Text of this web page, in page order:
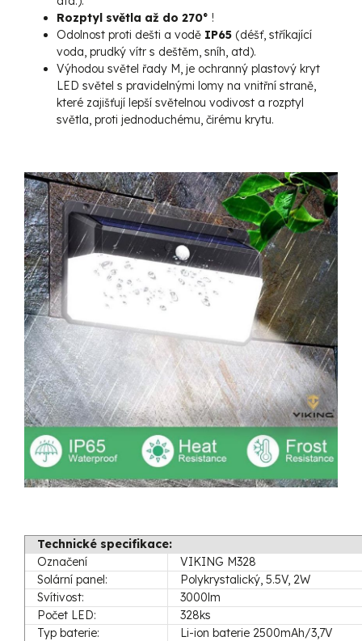
Rozptyl světla až do 270° !
Odolnost proti dešti a vodě IP65 (déšť, stříkající
voda, prudký vítr s deštěm, sníh, atd).
Výhodou světel řady M, je ochranný plastový kryt
LED světel s pravidelnými lomy na vnitřní straně,
které zajišťují lepší světelnou vodivost a rozptyl
světla, proti jednoduchému, čirému krytu.
Technické specifikace:
Označení
VIKING M328
Solární panel:
Polykrystalický, 5.5V, 2W
Svítivost:
3000lm
Počet LED:
328ks
Typ baterie:
Li-ion baterie 2500mAh/3,7V